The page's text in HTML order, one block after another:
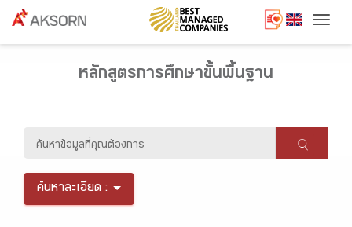
หลักสูตรการศึกษาขั้นพื้นฐาน
ค้นหาละเอียด :